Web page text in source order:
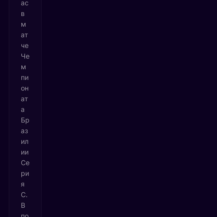
ас
в
м
ат
че
Че
м
пи
он
ат
а
Бр
аз
ил
ии
Се
ри
я
C.
В